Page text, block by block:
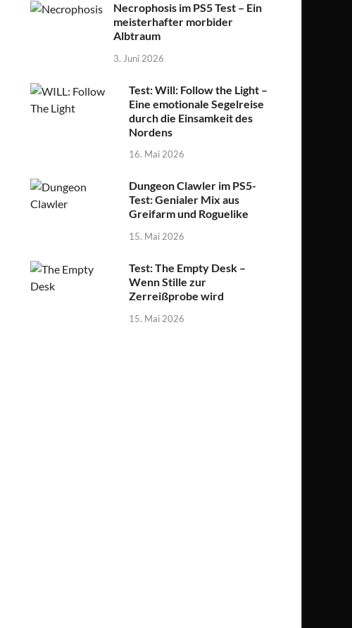
Necrophosis im PS5 Test – Ein
meisterhafter morbider
Albtraum
3. Juni 2026
Test: Will: Follow the Light –
Eine emotionale Segelreise
durch die Einsamkeit des
Nordens
16. Mai 2026
Dungeon Clawler im PS5-
Test: Genialer Mix aus
Greifarm und Roguelike
15. Mai 2026
Test: The Empty Desk –
Wenn Stille zur
Zerreißprobe wird
15. Mai 2026